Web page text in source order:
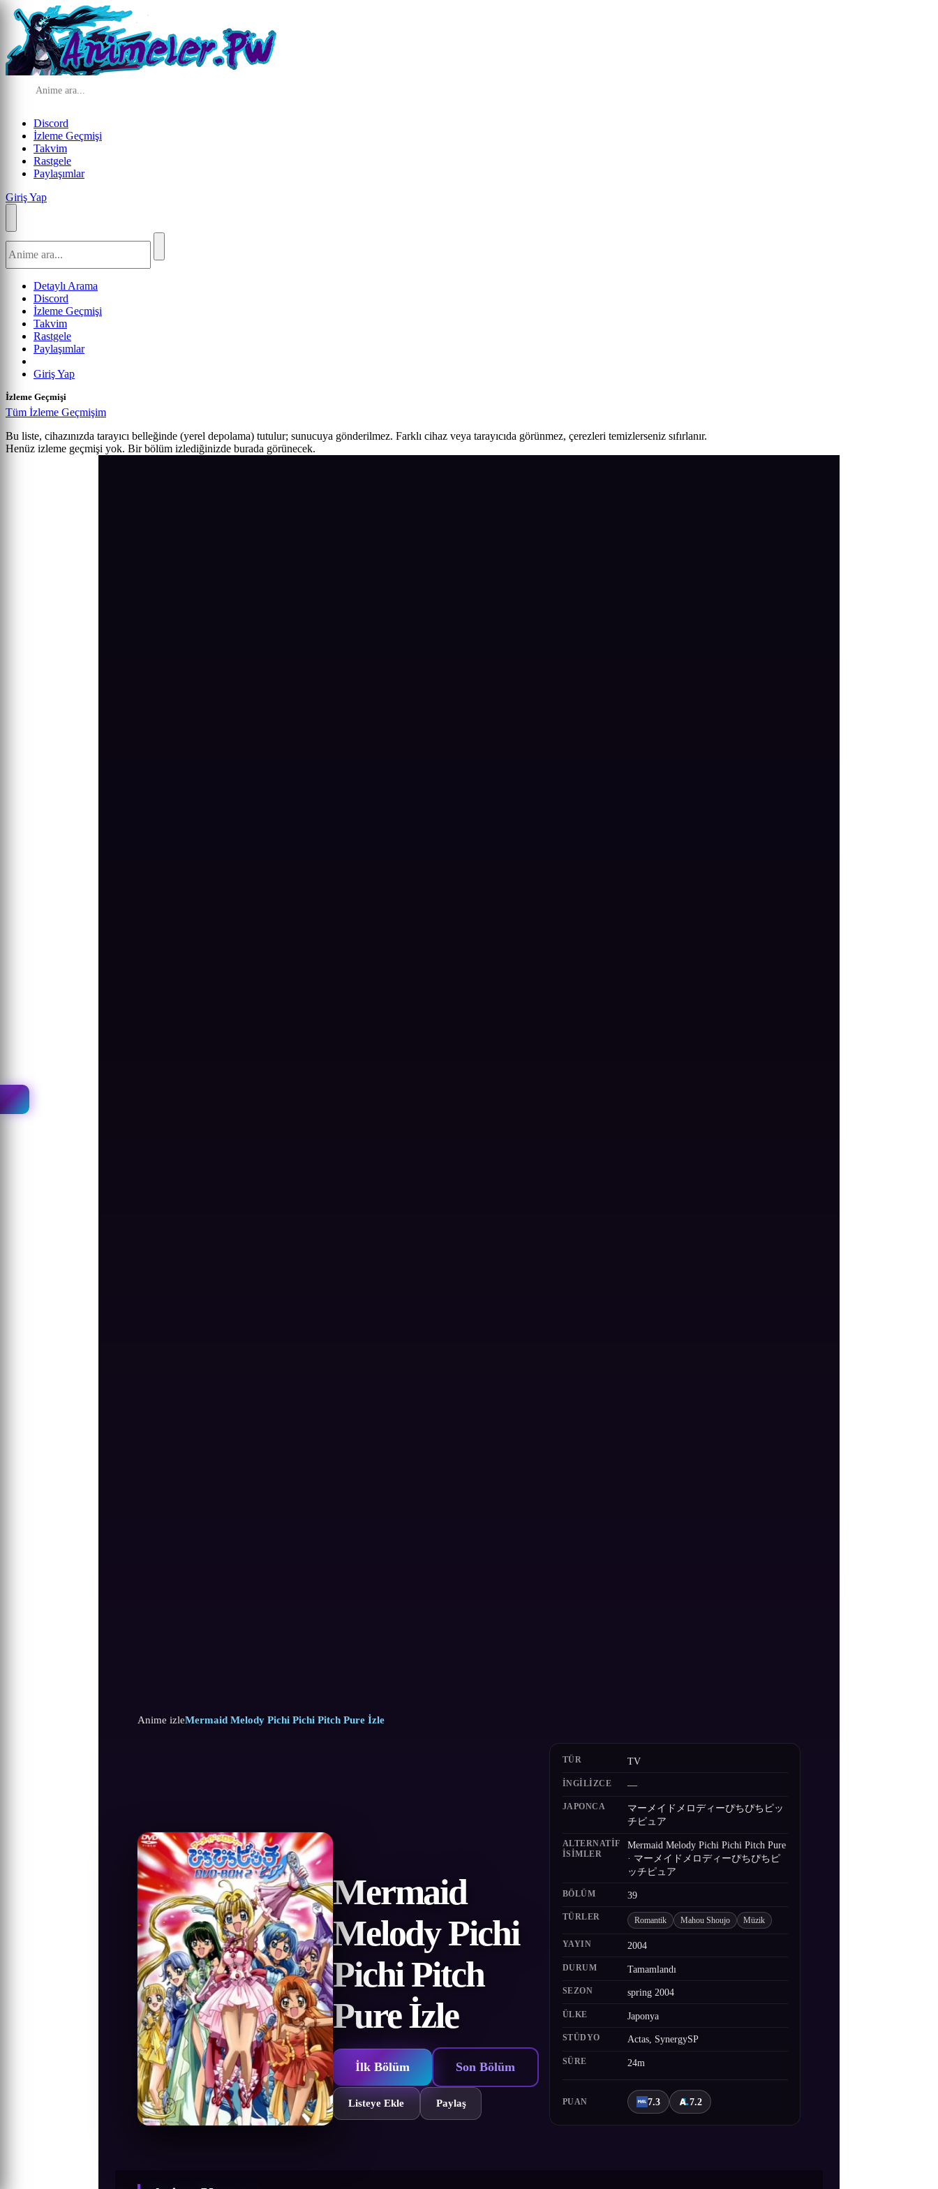
Discord
İzleme Geçmişi
Takvim
Rastgele
Paylaşımlar
Giriş Yap
Detaylı Arama
Discord
İzleme Geçmişi
Takvim
Rastgele
Paylaşımlar
Giriş Yap
İzleme Geçmişi
Tüm İzleme Geçmişim
Bu liste, cihazınızda tarayıcı belleğinde (yerel depolama) tutulur; sunucuya gönderilmez. Farklı cihaz veya tarayıcıda görünmez, çerezleri temizlerseniz sıfırlanır.
Henüz izleme geçmişi yok. Bir bölüm izlediğinizde burada görünecek.
Anime izleMermaid Melody Pichi Pichi Pitch Pure İzle
Mermaid
Melody Pichi
Pichi Pitch
Pure İzle
İlk Bölüm Son Bölüm
Listeye Ekle Paylaş
TÜR TV
İNGILIZCE —
JAPONCA
マーメイドメロディーぴちぴちピッ
チピュア
ALTERNATIF
ISIMLER
Mermaid Melody Pichi Pichi Pitch Pure
· マーメイドメロディーぴちぴちピ
ッチピュア
BÖLÜM 39
TÜRLER Romantik Mahou Shoujo Müzik
YAYIN 2004
DURUM Tamamlandı
SEZON spring 2004
ÜLKE Japonya
STÜDYO Actas, SynergySP
SÜRE 24m
PUAN 7.3 7.2